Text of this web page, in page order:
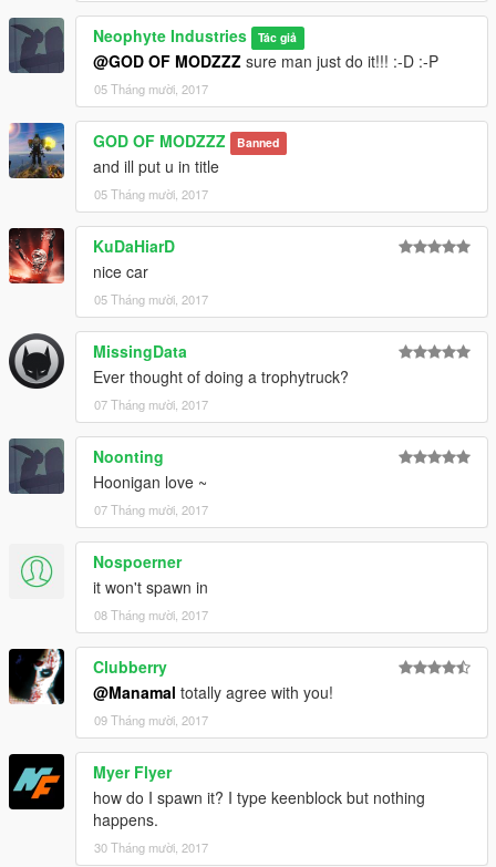
Neophyte Industries Tác giả
@GOD OF MODZZZ sure man just do it!!! :-D :-P
05 Tháng mười, 2017
GOD OF MODZZZ Banned
and ill put u in title
05 Tháng mười, 2017
KuDaHiarD
nice car
05 Tháng mười, 2017
MissingData
Ever thought of doing a trophytruck?
07 Tháng mười, 2017
Noonting
Hoonigan love ~
07 Tháng mười, 2017
Nospoerner
it won't spawn in
08 Tháng mười, 2017
Clubberry
@Manamal totally agree with you!
09 Tháng mười, 2017
Myer Flyer
how do I spawn it? I type keenblock but nothing
happens.
30 Tháng mười, 2017